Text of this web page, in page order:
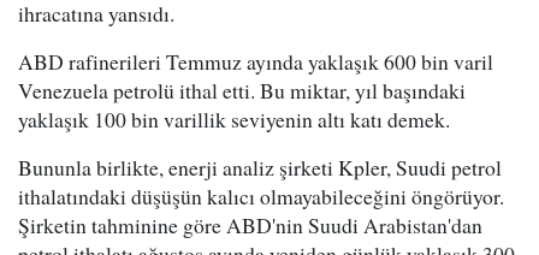
ihracatına yansıdı.
ABD rafinerileri Temmuz ayında yaklaşık 600 bin varil
Venezuela petrolü ithal etti. Bu miktar, yıl başındaki
yaklaşık 100 bin varillik seviyenin altı katı demek.
Bununla birlikte, enerji analiz şirketi Kpler, Suudi petrol
ithalatındaki düşüşün kalıcı olmayabileceğini öngörüyor.
Şirketin tahminine göre ABD'nin Suudi Arabistan'dan